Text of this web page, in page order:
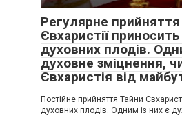
Регулярне
Євхаристії
духовних плодів.
духовне зміцнення,
Євхаристія від
Постійне прийняття Тайни
духовних плодів. Одним із них є